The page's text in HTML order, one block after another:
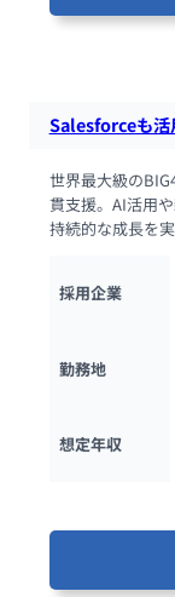
Salesforceも活
世界最大級の
貫支援。AI活用
持続的な成長を実
採用企業
勤務地
想定年収